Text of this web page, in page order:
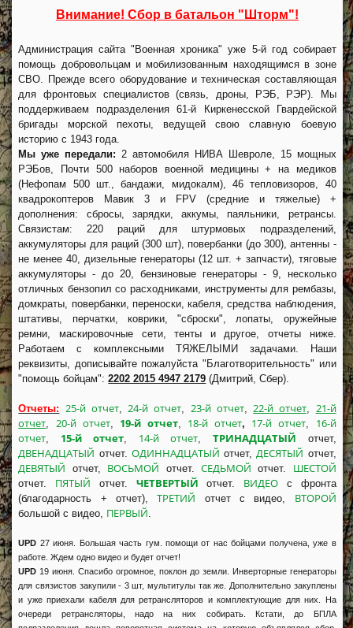
Внимание! Сбор в батальон "Шторм"!
Администрация сайта "Военная хроника" уже 5-й год собирает
помощь добровольцам и мобилизованным находящимся в зоне
СВО. Прежде всего оборудование и техническая составляющая
для фронтовых специалистов (связь, дроны, РЭБ, РЭР). Мы
поддерживаем подразделения 61-й Киркенесской Гвардейской
бригады морской пехоты, ведущей свою славную боевую
историю с 1943 года.
Мы уже передали: 2 автомобиля НИВА Шевроле, 15 мощных
РЭБов, Почти 500 наборов военной медицины + на медиков
(Нефопам 500 шт., бандажи, мидокалм), 46 тепловизоров, 40
квадрокоптеров Мавик 3 и FPV (средние и тяжелые) +
дополнения: сбросы, зарядки, аккумы, паяльники, ретрансы.
Связистам: 220 раций для штурмовых подразделений,
аккумуляторы для раций (300 шт), повербанки (до 300), антенны -
не менее 40, дизельные генераторы (12 шт. + запчасти), тяговые
аккумуляторы - до 20, бензиновые генераторы - 9, несколько
отличных бензопил со расходниками, инструменты для рембазы,
домкраты, повербанки, переноски, кабеля, средства наблюдения,
штативы, перчатки, коврики, "сброски", лопаты, оружейные
ремни, маскировочные сети, тенты и другое, отчеты ниже.
Работаем с комплексными ТЯЖЕЛЫМИ задачами. Наши
реквизиты, дописывайте пожалуйста "Благотворительность" или
"помощь бойцам":2202 2015 4947 2179 (Дмитрий, Сбер).
Отчеты: 25-й отчет,24-й отчет, 23-й отчет,22-й отчет, 21-й
отчет, 20-й отчет, 19-й отчет, 18-й отчет, 17-й отчет, 16-й
отчет, 15-й отчет, 14-й отчет, ТРИНАДЦАТЫЙ отчет,
ДВЕНАДЦАТЫЙ отчет. ОДИННАДЦАТЫЙ отчет,ДЕСЯТЫЙ отчет,
ДЕВЯТЫЙ отчет, ВОСЬМОЙ отчет. СЕДЬМОЙ отчет. ШЕСТОЙ
отчет. ПЯТЫЙ отчет. ЧЕТВЕРТЫЙ отчет. ВИДЕО с фронта
(благодарность + отчет),ТРЕТИЙ отчет с видео, ВТОРОЙ
большой с видео, ПЕРВЫЙ.
UPD 27 июня. Большая часть гум. помощи от нас бойцами получена, уже в
работе. Ждем одно видео и будет отчет!
UPD 19 июня. Спасибо огромное, поклон до земли. Инверторные генераторы
для связистов закупили - 3 шт, мультитулы так же. Дополнительно закуплены
и уже приехали кабеля для ретрансляторов и комплектующие для них. На
очереди ретрансляторы, надо на них собирать. Кстати, до БПЛА